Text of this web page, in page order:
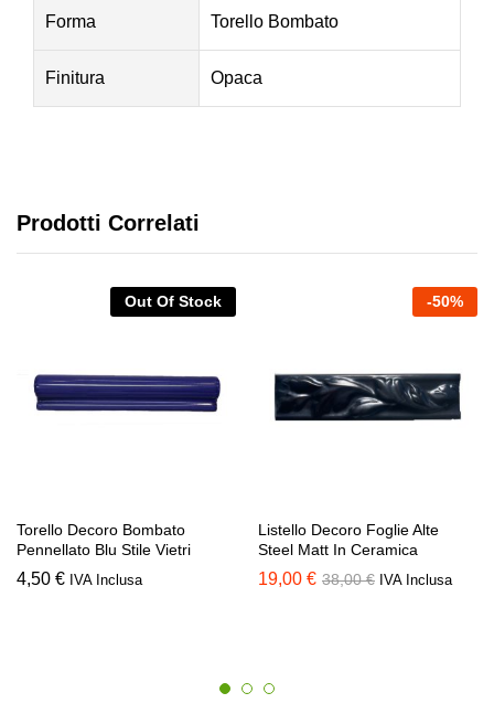
Forma Torello Bombato
Finitura Opaca
Prodotti Correlati
Out Of Stock
Torello Decoro Bombato
Pennellato Blu Stile Vietri
4,50 € IVA Inclusa
-50%
Listello Decoro Foglie Alte
Steel Matt In Ceramica
19,00 € 38,00€ IVA Inclusa